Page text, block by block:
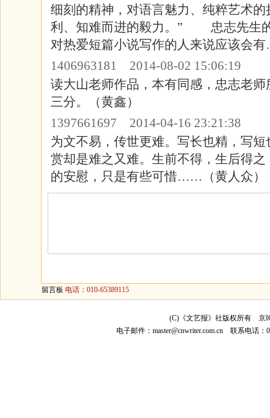
细刻的精神，对语言魅力、纯粹艺术
利、知难而进的毅力。” 忠志先生
对热爱短篇小说写作的人来说应该会
1406963181 2014-08-02 15:06:19
读大山老师作品，本有同感，忠志老
三分。（黄鑫）
1397661697 2014-04-16 23:21:38
为文不易，传世更难。写长也精，写
赏却是难之又难。生前不得，生后得
的安慰，只是有些可惜……（黄人众）
留言板 电话：010-65389115
(C)《文艺报》社版权所有 京
电子邮件： master@cnwriter.com.cn 联系电话：